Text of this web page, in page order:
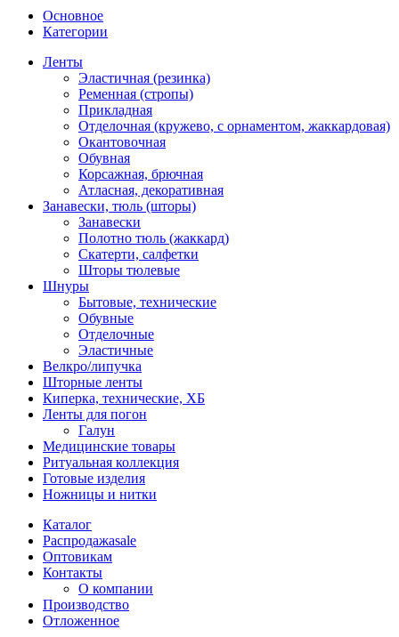
Основное
Категории
Ленты
Эластичная (резинка)
Ременная (стропы)
Прикладная
Отделочная (кружево, с орнаментом, жаккардовая)
Окантовочная
Обувная
Корсажная, брючная
Атласная, декоративная
Занавески, тюль (шторы)
Занавески
Полотно тюль (жаккард)
Скатерти, салфетки
Шторы тюлевые
Шнуры
Бытовые, технические
Обувные
Отделочные
Эластичные
Велкро/липучка
Шторные ленты
Киперка, технические, ХБ
Ленты для погон
Галун
Медицинские товары
Ритуальная коллекция
Готовые изделия
Ножницы и нитки
Каталог
Распродажаsale
Оптовикам
Контакты
О компании
Производство
Отложенное